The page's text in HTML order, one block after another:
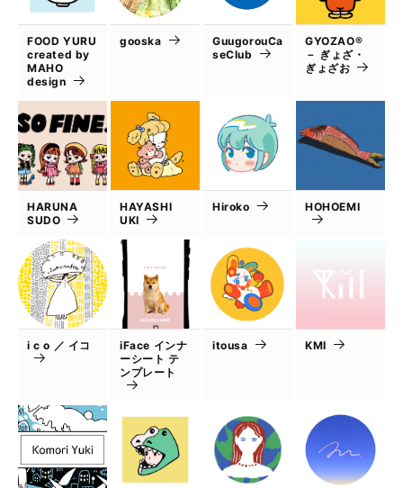
FOOD YURU
created by
MAHO
design
gooska
GuugorouCa
seClub
GYOZAO®
－ ぎょざ・
ぎょざお
HARUNA
SUDO
HAYASHI
UKI
Hiroko HOHOEMI
i c o ／ イコ
iFace インナ
ーシート テ
ンプレート
itousa KMI